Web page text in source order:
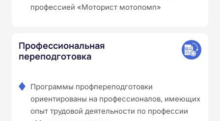
профессией «Моторист мотопомп»
Профессиональная
переподготовка
Программы профпереподготовки
ориентированы на профессионалов, имеющих
опыт трудовой деятельности по профессии